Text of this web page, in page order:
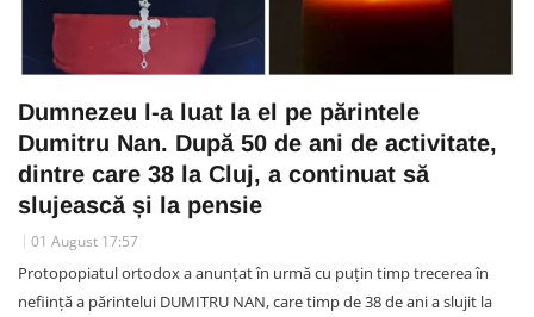
Dumnezeu l-a luat la el pe părintele
Dumitru Nan. După 50 de ani de activitate,
dintre care 38 la Cluj, a continuat să
slujească și la pensie
01 August 17:57
Protopopiatul ortodox a anunțat în urmă cu puțin timp trecerea în
neființă a părintelui DUMITRU NAN, care timp de 38 de ani a slujit la